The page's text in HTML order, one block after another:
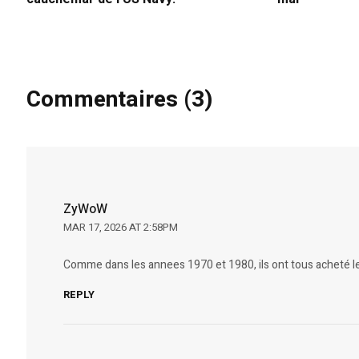
Commentaires (3)
ZyWoW
MAR 17, 2026 AT 2:58PM
Comme dans les annees 1970 et 1980, ils ont tous acheté
REPLY